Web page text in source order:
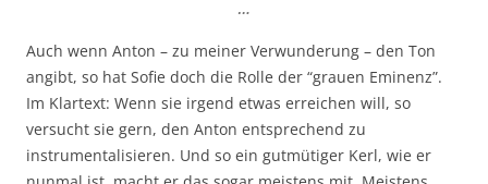
…
Auch wenn Anton – zu meiner Verwunderung – den Ton
angibt, so hat Sofie doch die Rolle der “grauen Eminenz”.
Im Klartext: Wenn sie irgend etwas erreichen will, so
versucht sie gern, den Anton entsprechend zu
instrumentalisieren. Und so ein gutmütiger Kerl, wie er